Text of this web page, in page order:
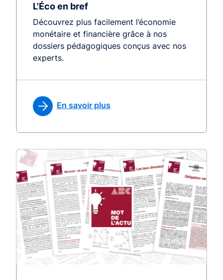
L'Éco en bref
Découvrez plus facilement l’économie
monétaire et financière grâce à nos
dossiers pédagogiques conçus avec nos
experts.
En savoir plus